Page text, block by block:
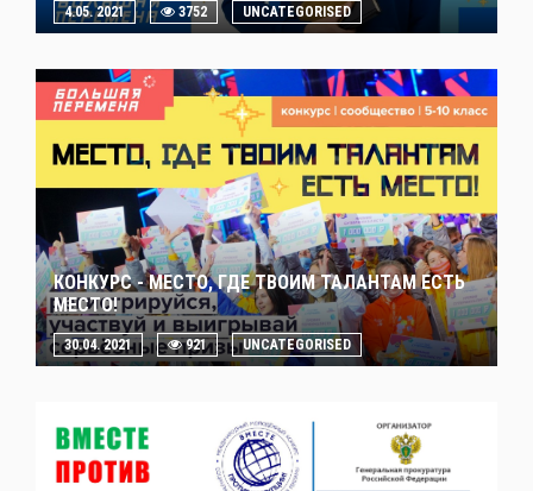
4.05. 2021 3752 UNCATEGORISED
КОНКУРС - МЕСТО, ГДЕ ТВОИМ ТАЛАНТАМ ЕСТЬ
МЕСТО!
30.04. 2021 921 UNCATEGORISED